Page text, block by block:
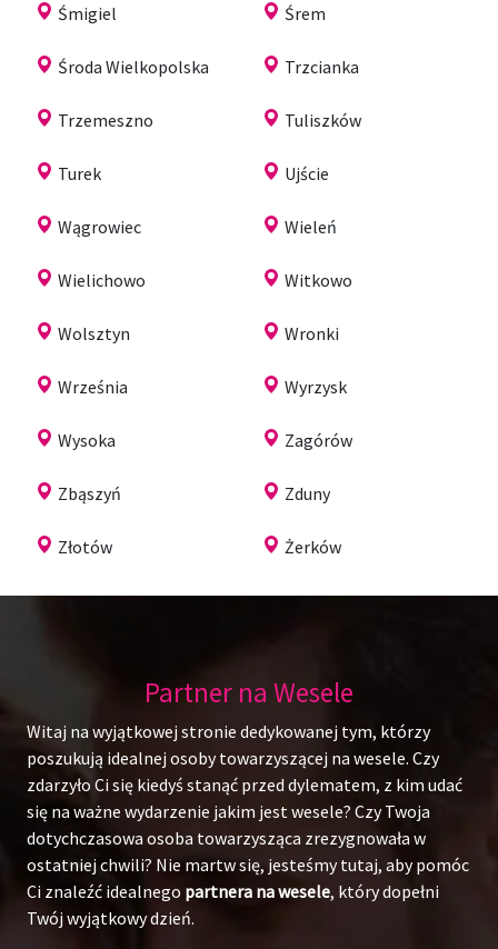
Śmigiel Śrem
Środa Wielkopolska Trzcianka
Trzemeszno Tuliszków
Turek Ujście
Wągrowiec Wieleń
Wielichowo Witkowo
Wolsztyn Wronki
Września Wyrzysk
Wysoka Zagórów
Zbąszyń Zduny
Złotów Żerków
Partner na Wesele
Witaj na wyjątkowej stronie dedykowanej tym, którzy
poszukują idealnej osoby towarzyszącej na wesele. Czy
zdarzyło Ci się kiedyś stanąć przed dylematem, z kim udać
się na ważne wydarzenie jakim jest wesele? Czy Twoja
dotychczasowa osoba towarzysząca zrezygnowała w
ostatniej chwili? Nie martw się, jesteśmy tutaj, aby pomóc
Ci znaleźć idealnego partnera na wesele, który dopełni
Twój wyjątkowy dzień.